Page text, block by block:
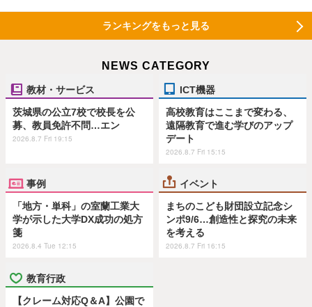
ランキングをもっと見る
NEWS CATEGORY
教材・サービス
茨城県の公立7校で校長を公
募、教員免許不問…エン
2026.8.7 Fri 19:15
ICT機器
高校教育はここまで変わる、
遠隔教育で進む学びのアップ
デート
2026.8.7 Fri 15:15
事例
「地方・単科」の室蘭工業大
学が示した大学DX成功の処方
箋
2026.8.4 Tue 12:15
イベント
まちのこども財団設立記念シ
ンポ9/6…創造性と探究の未来
を考える
2026.8.7 Fri 16:15
教育行政
【クレーム対応Q＆A】公園で